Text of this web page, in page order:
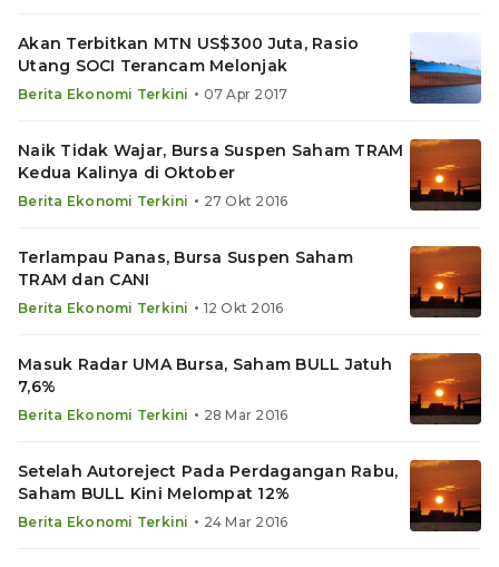
Akan Terbitkan MTN US$300 Juta, Rasio
Utang SOCI Terancam Melonjak
Berita Ekonomi Terkini • 07 Apr 2017
Naik Tidak Wajar, Bursa Suspen Saham TRAM
Kedua Kalinya di Oktober
Berita Ekonomi Terkini • 27 Okt 2016
Terlampau Panas, Bursa Suspen Saham
TRAM dan CANI
Berita Ekonomi Terkini • 12 Okt 2016
Masuk Radar UMA Bursa, Saham BULL Jatuh
7,6%
Berita Ekonomi Terkini • 28 Mar 2016
Setelah Autoreject Pada Perdagangan Rabu,
Saham BULL Kini Melompat 12%
Berita Ekonomi Terkini • 24 Mar 2016